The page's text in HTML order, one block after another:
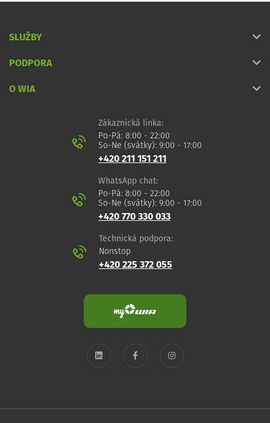
SLUŽBY
PODPORA
O WIA
Zákaznická linka:
Po-Pá: 8:00 - 22:00
So-Ne (svátky): 9:00 - 17:00
+420 211 151 211
WhatsApp chat:
Po-Pá: 8:00 - 22:00
So-Ne (svátky): 9:00 - 17:00
+420 770 330 033
Technická podpora:
Nonstop
+420 225 372 055